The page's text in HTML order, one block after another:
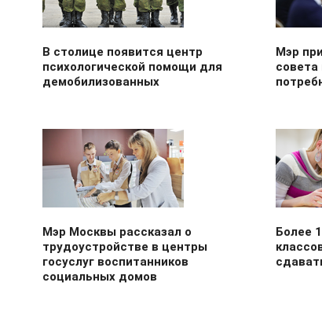
В столице появится центр
психологической помощи для
демобилизованных
Мэр
Мэр Москвы рассказал о
трудоустройстве в центры
госуслуг воспитанников
социальных домов
Более